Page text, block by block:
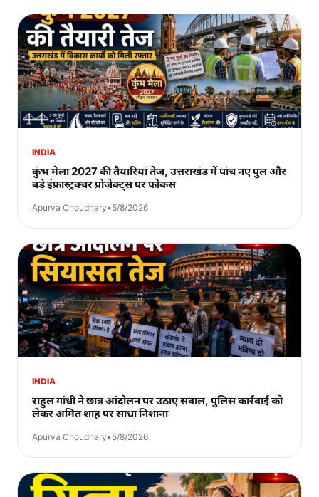
INDIA
कुंभ मेला 2027 की तैयारियां तेज, उत्तराखंड में पांच नए पुल और
बड़े इंफ्रास्ट्रक्चर प्रोजेक्ट्स पर फोकस
Apurva Choudhary•5/8/2026
INDIA
राहुल गांधी ने छात्र आंदोलन पर उठाए सवाल, पुलिस कार्रवाई को
लेकर अमित शाह पर साधा निशाना
Apurva Choudhary•5/8/2026